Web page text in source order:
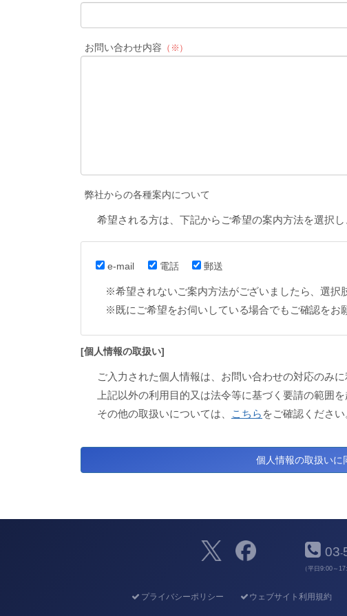
お問い合わせ内容 （※）
弊社からの各種案内について
希望される方は、下記からご希望の案内方法を選択
e-mail 電話 郵送
※希望されないご案内方法がございましたら、選択
※既にご希望をお伺いしている場合でもご確認をお
[個人情報の取扱い]
ご入力された個人情報は、お問い合わせの対応のみに
上記以外の利用目的又は法令等に基づく要請の範囲
その他の取扱いについては、
こちら をご確認ください
03-
（平日9:00～
プライバシーポリシー ウェブサイト利用規約